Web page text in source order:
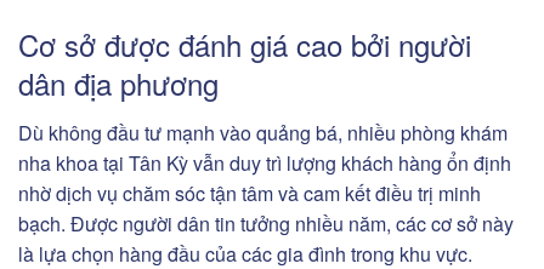
Cơ sở được đánh giá cao bởi người
dân địa phương
Dù không đầu tư mạnh vào quảng bá, nhiều phòng khám
nha khoa tại Tân Kỳ vẫn duy trì lượng khách hàng ổn định
nhờ dịch vụ chăm sóc tận tâm và cam kết điều trị minh
bạch. Được người dân tin tưởng nhiều năm, các cơ sở này
là lựa chọn hàng đầu của các gia đình trong khu vực.